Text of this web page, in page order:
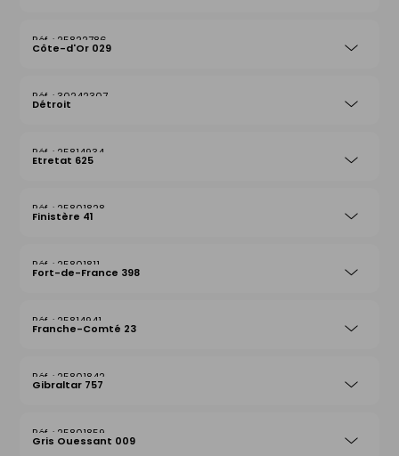
25822786
Côte-d'Or 029
30242307
Détroit
25814934
Etretat 625
25801828
Finistère 41
25801811
Fort-de-France 398
25814941
Franche-Comté 23
25801842
Gibraltar 757
25801859
Gris Ouessant 009